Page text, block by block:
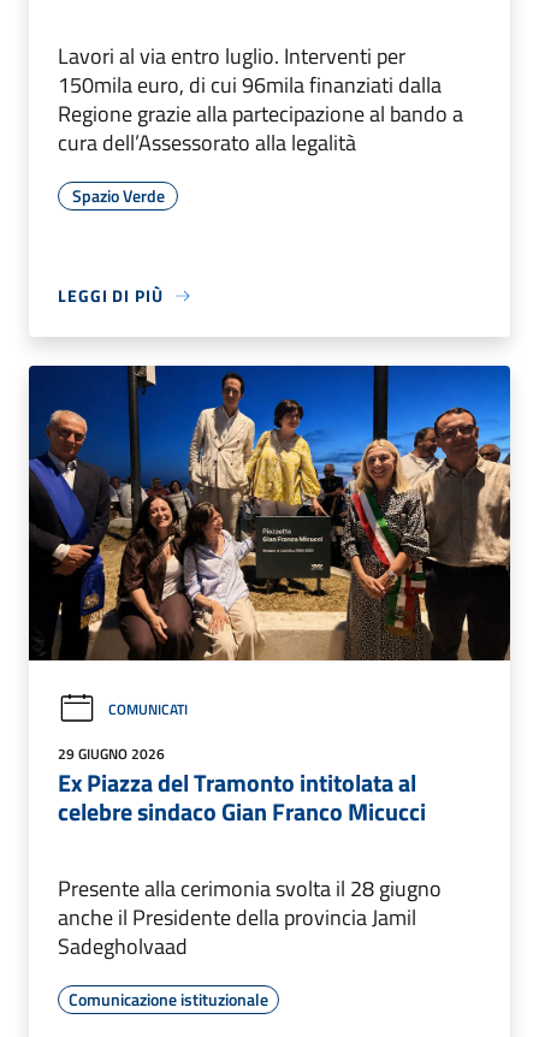
Lavori al via entro luglio. Interventi per
150mila euro, di cui 96mila finanziati dalla
Regione grazie alla partecipazione al bando a
cura dell’Assessorato alla legalità
Spazio Verde
LEGGI DI PIÙ
COMUNICATI
29 GIUGNO 2026
Ex Piazza del Tramonto intitolata al
celebre sindaco Gian Franco Micucci
Presente alla cerimonia svolta il 28 giugno
anche il Presidente della provincia Jamil
Sadegholvaad
Comunicazione istituzionale